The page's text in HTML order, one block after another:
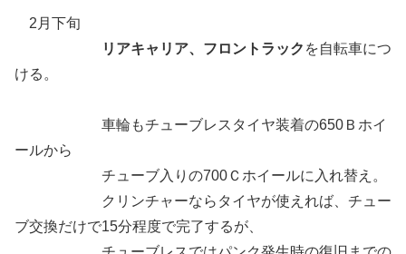
2月下旬
リアキャリア、フロントラック を自転車につ
ける。
車輪もチューブレスタイヤ装着の650Ｂホイ
ールから
チューブ入りの700Ｃホイールに入れ替え。
クリンチャーならタイヤが使えれば、チュー
ブ交換だけで15分程度で完了するが、